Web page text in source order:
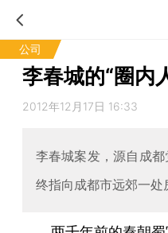
公司
李春城的“圈内
2012年12月17日 16:33
李春城案发，源自成
终指向成都市远郊一处